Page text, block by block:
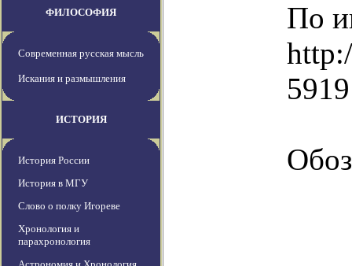
ФИЛОСОФИЯ
Современная русская мысль
Искания и размышления
ИСТОРИЯ
История России
История в МГУ
Слово о полку Игореве
Хронология и
парахронология
По